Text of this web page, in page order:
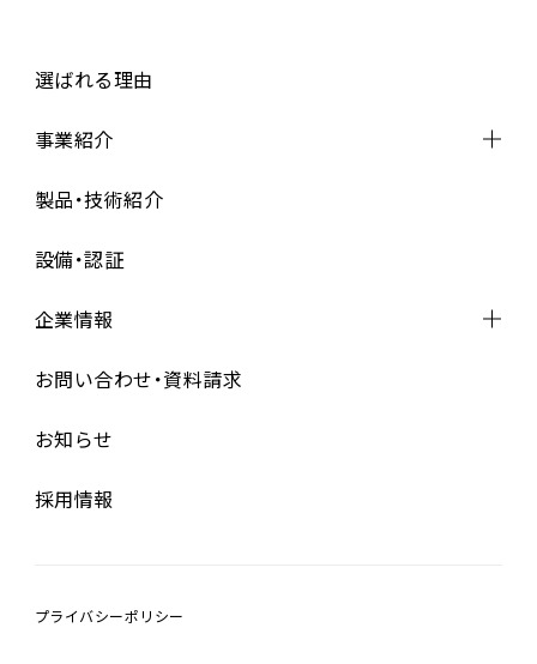
選ばれる理由
事業紹介
事業紹介トップ
資材調達
製造 （基板実装・完成組立）
製品・技術紹介
設備・認証
企業情報
企業情報トップ
経営理念
会社概要
お問い合わせ・資料請求
お知らせ
採用情報
プライバシーポリシー